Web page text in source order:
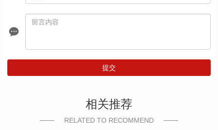
提交
相关推荐
RELATED TO RECOMMEND